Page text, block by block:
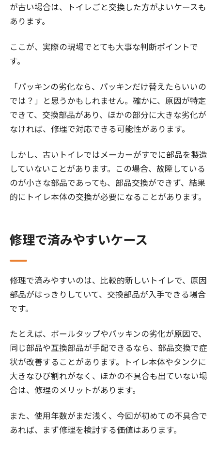
が古い場合は、トイレごと交換した方がよいケースも
あります。
ここが、実際の現場でとても大事な判断ポイントで
す。
「パッキンの劣化なら、パッキンだけ替えたらいいの
では？」と思うかもしれません。確かに、原因が特定
できて、交換部品があり、ほかの部分に大きな劣化が
なければ、修理で対応できる可能性があります。
しかし、古いトイレではメーカーがすでに部品を製造
していないことがあります。この場合、故障している
のが小さな部品であっても、部品交換ができず、結果
的にトイレ本体の交換が必要になることがあります。
修理で済みやすいケース
修理で済みやすいのは、比較的新しいトイレで、原因
部品がはっきりしていて、交換部品が入手できる場合
です。
たとえば、ボールタップやパッキンの劣化が原因で、
同じ部品や互換部品が手配できるなら、部品交換で症
状が改善することがあります。トイレ本体やタンクに
大きなひび割れがなく、ほかの不具合も出ていない場
合は、修理のメリットがあります。
また、使用年数がまだ浅く、今回が初めての不具合で
あれば、まず修理を検討する価値はあります。